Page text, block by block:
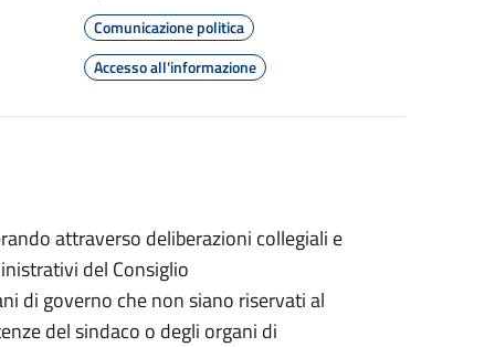
Comunicazione politica
Accesso all'informazione
attraverso deliberazioni collegiali e
del Consiglio
di governo che non siano riservati al
del sindaco o degli organi di